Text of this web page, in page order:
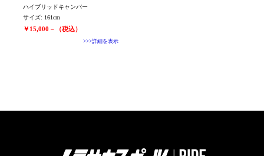
ハイブリッドキャンバー
サイズ: 161cm
￥15,000－（税込）
>>>詳細を表示